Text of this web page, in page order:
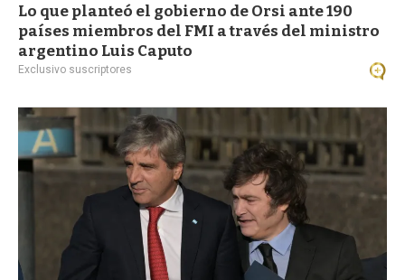
Lo que planteó el gobierno de Orsi ante 190
países miembros del FMI a través del ministro
argentino Luis Caputo
Exclusivo suscriptores